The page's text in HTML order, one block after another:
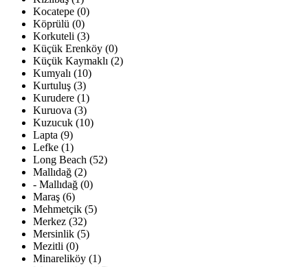
Kocatepe (0)
Köprülü (0)
Korkuteli (3)
Küçük Erenköy (0)
Küçük Kaymaklı (2)
Kumyalı (10)
Kurtuluş (3)
Kurudere (1)
Kuruova (3)
Kuzucuk (10)
Lapta (9)
Lefke (1)
Long Beach (52)
Mallıdağ (2)
- Mallıdağ (0)
Maraş (6)
Mehmetçik (5)
Merkez (32)
Mersinlik (5)
Mezitli (0)
Minareliköy (1)